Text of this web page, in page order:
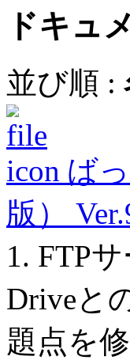
ドキュ
並び順 :
ば
版）
1. FTP
Driveと
題点を